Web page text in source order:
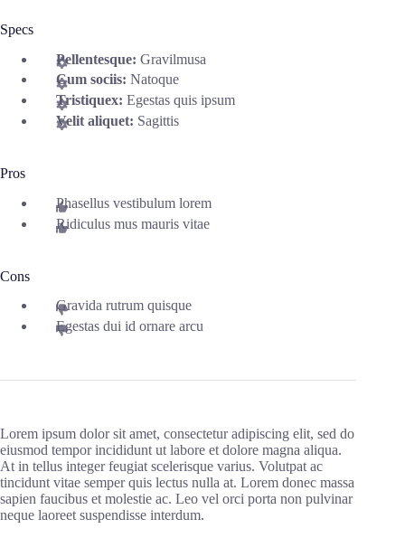
Specs
Pellentesque: Gravilmusa
Cum sociis: Natoque
Tristiquex: Egestas quis ipsum
Velit aliquet: Sagittis
Pros
Phasellus vestibulum lorem
Ridiculus mus mauris vitae
Cons
Gravida rutrum quisque
Egestas dui id ornare arcu
Lorem ipsum dolor sit amet, consectetur adipiscing elit, sed do
eiusmod tempor incididunt ut labore et dolore magna aliqua.
At in tellus integer feugiat scelerisque varius. Volutpat ac
tincidunt vitae semper quis lectus nulla at. Lorem donec massa
sapien faucibus et molestie ac. Leo vel orci porta non pulvinar
neque laoreet suspendisse interdum.